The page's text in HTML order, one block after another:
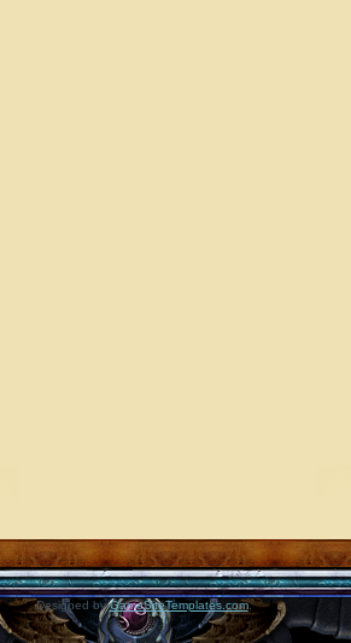
Designed byGameSiteTemplates.com.